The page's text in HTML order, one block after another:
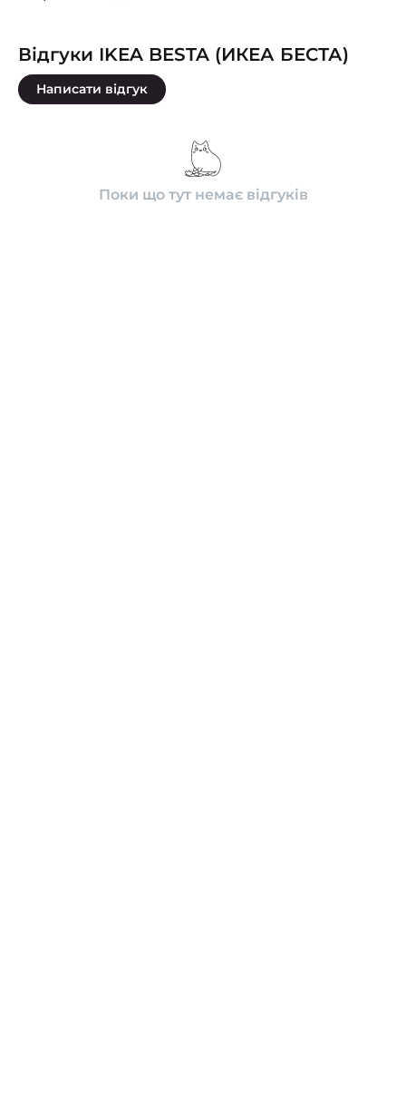
Відгуки IKEA BESTA (ИКЕА БЕСТА)
Написати відгук
Поки що тут немає відгуків